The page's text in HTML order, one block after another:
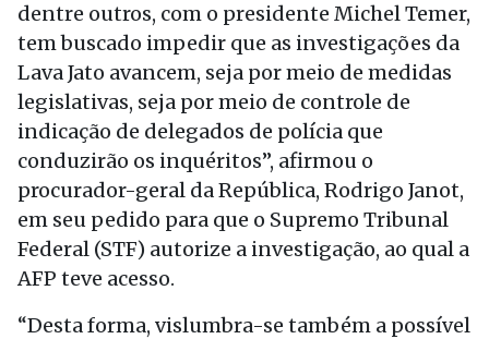
dentre outros, com o presidente Michel Temer,
tem buscado impedir que as investigações da
Lava Jato avancem, seja por meio de medidas
legislativas, seja por meio de controle de
indicação de delegados de polícia que
conduzirão os inquéritos”, afirmou o
procurador-geral da República, Rodrigo Janot,
em seu pedido para que o Supremo Tribunal
Federal (STF) autorize a investigação, ao qual a
AFP teve acesso.
“Desta forma, vislumbra-se também a possível